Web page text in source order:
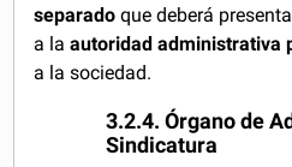
separado que deberá
a laautoridad administrativa
a la sociedad.
3.2.4. Órgano de
Sindicatura